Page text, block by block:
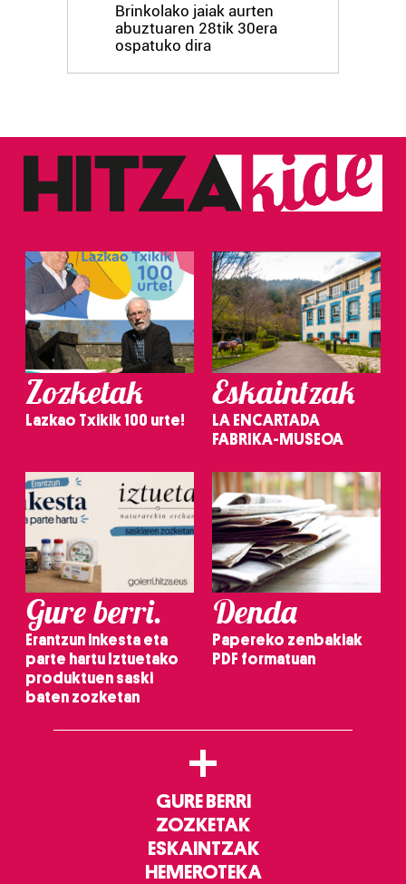
Brinkolako jaiak aurten
abuztuaren 28tik 30era
ospatuko dira
Zozketak
Lazkao Txikik 100 urte!
Eskaintzak
LA ENCARTADA
FABRIKA-MUSEOA
Gure berri.
Erantzun inkesta eta
parte hartu Iztuetako
produktuen saski
baten zozketan
Denda
Papereko zenbakiak
PDF formatuan
+
GURE BERRI
ZOZKETAK
ESKAINTZAK
HEMEROTEKA